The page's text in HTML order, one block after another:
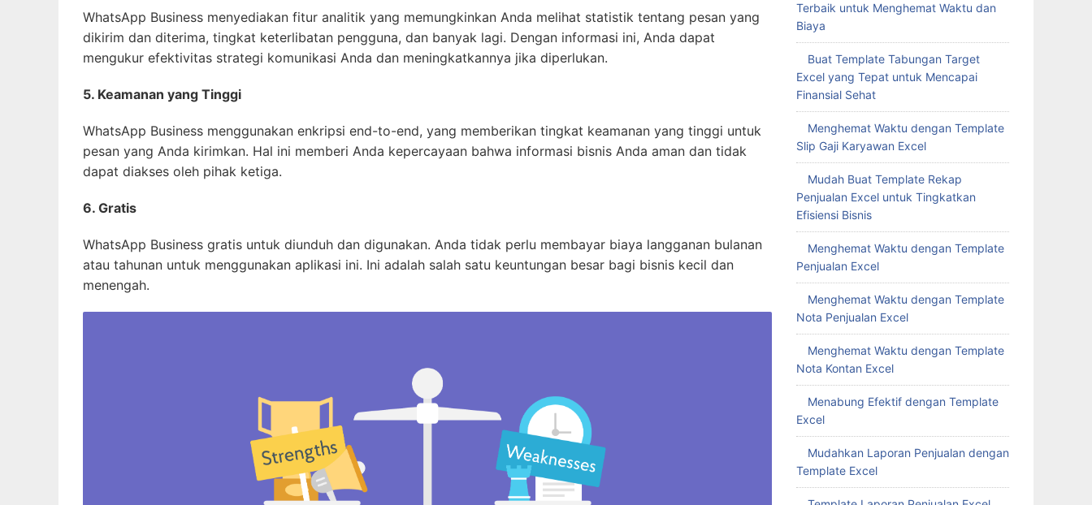
WhatsApp Business menyediakan fitur analitik yang memungkinkan Anda melihat statistik tentang pesan yang
dikirim dan diterima, tingkat keterlibatan pengguna, dan banyak lagi. Dengan informasi ini, Anda dapat
mengukur efektivitas strategi komunikasi Anda dan meningkatkannya jika diperlukan.
5. Keamanan yang Tinggi
WhatsApp Business menggunakan enkripsi end-to-end, yang memberikan tingkat keamanan yang tinggi untuk
pesan yang Anda kirimkan. Hal ini memberi Anda kepercayaan bahwa informasi bisnis Anda aman dan tidak
dapat diakses oleh pihak ketiga.
6. Gratis
WhatsApp Business gratis untuk diunduh dan digunakan. Anda tidak perlu membayar biaya langganan bulanan
atau tahunan untuk menggunakan aplikasi ini. Ini adalah salah satu keuntungan besar bagi bisnis kecil dan
menengah.
Terbaik untuk Menghemat Waktu dan
Biaya
Buat Template Tabungan Target
Excel yang Tepat untuk Mencapai
Finansial Sehat
Menghemat Waktu dengan Template
Slip Gaji Karyawan Excel
Mudah Buat Template Rekap
Penjualan Excel untuk Tingkatkan
Efisiensi Bisnis
Menghemat Waktu dengan Template
Penjualan Excel
Menghemat Waktu dengan Template
Nota Penjualan Excel
Menghemat Waktu dengan Template
Nota Kontan Excel
Menabung Efektif dengan Template
Excel
Mudahkan Laporan Penjualan dengan
Template Excel